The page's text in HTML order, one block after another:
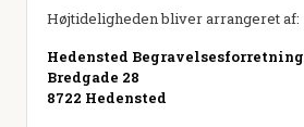
Højtideligheden bliver arrangeret af:
Hedensted Begravelsesforretning
Bredgade 28
8722 Hedensted